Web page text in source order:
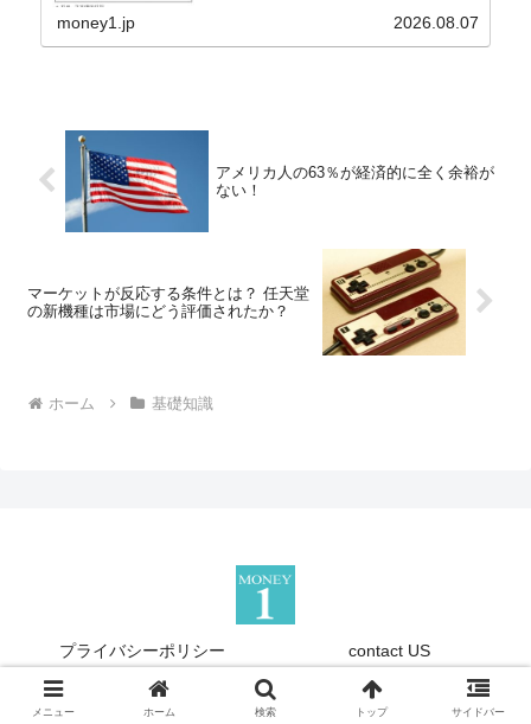
2.8％上昇（06月は3.2％）となり、上昇率は前...
money1.jp 2026.08.07
アメリカ人の63％が経済的に全く余裕が
ない！
マーケットが反応する条件とは？ 任天堂
の新機種は市場にどう評価されたか？
ホーム 基礎知識
プライバシーポリシー contact US
Copyright © 2013-2026 『Money1』 All Rights Reserved.
メニュー ホーム 検索 トップ サイドバー